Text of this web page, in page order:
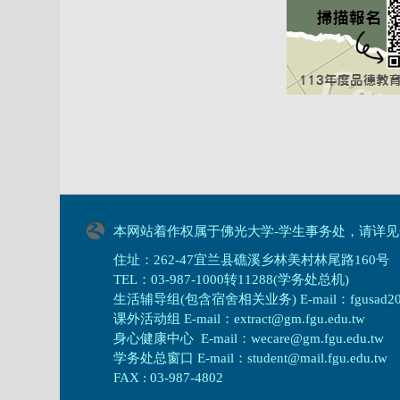
本网站着作权属于佛光大学-学生事务处，请详见
住址：262-47宜兰县礁溪乡林美村林尾路160号
TEL：03-987-1000转11288(学务处总机)
生活辅导组(包含宿舍相关业务) E-mail：
课外活动组 E-mail：extract@gm.fgu.edu.tw
身心健康中心 E-mail：wecare@gm.fgu.edu.tw
学务处总窗口 E-mail：student@mail.fgu.edu.tw
FAX : 03-987-4802